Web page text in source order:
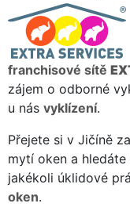
franchisové sítě
zájem o odborné
u nás vyklízení.
Přejete si v Jičíně
mytí oken a
jakékoli úklidové
oken.